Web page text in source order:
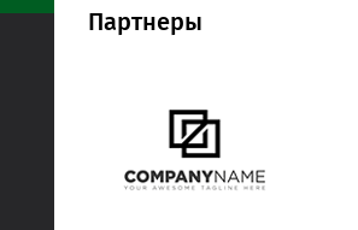
Партнеры